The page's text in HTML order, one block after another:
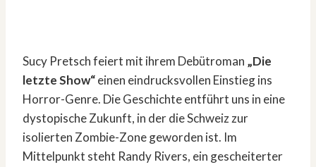
Sucy Pretsch feiert mit ihrem Debütroman „Die
letzte Show“einen eindrucksvollen Einstieg ins
Horror-Genre. Die Geschichte entführt uns in eine
dystopische Zukunft, in der die Schweiz zur
isolierten Zombie-Zone geworden ist. Im
Mittelpunkt steht Randy Rivers, ein gescheiterter